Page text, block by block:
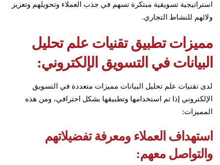
استراتيجية تسويقية مبتكرة تسهم في جذب العملاء وتحويلهم وتعزيز
ولائهم للنشاط التجاري.
مميزات تطبيق تقنيات علم تحليل
البيانات في التسويق الإلكتروني:
لدى تقنيات علم تحليل البيانات مميزات متعددة في التسويق
الإلكتروني إذا تم استخدامها وتطبيقها بشكل احترافي، ومن هذه
المميزات:
استهداف العملاء ومعرفة تفضيلاتهم
والتواصل معهم: